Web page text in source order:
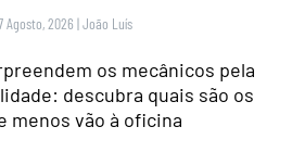
Agosto, 2026 |João Luís
os mecânicos pela
descubra quais são os
menos vão à oficina